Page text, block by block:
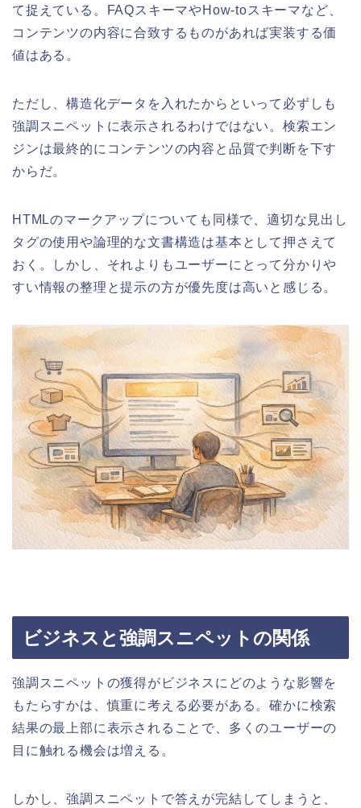
て捉えている。FAQスキーマやHow-toスキーマなど、
コンテンツの内容に合致するものがあれば実装する価
値はある。
ただし、構造化データを入れたからといって必ずしも
強調スニペットに表示されるわけではない。検索エン
ジンは最終的にコンテンツの内容と品質で判断を下す
からだ。
HTMLのマークアップについても同様で、適切な見出し
タグの使用や論理的な文書構造は基本として押さえて
おく。しかし、それよりもユーザーにとって分かりや
すい情報の整理と提示の方が優先度は高いと感じる。
ビジネスと強調スニペットの関係
強調スニペットの獲得がビジネスにどのような影響を
もたらすかは、慎重に考える必要がある。確かに検索
結果の最上部に表示されることで、多くのユーザーの
目に触れる機会は増える。
しかし、強調スニペットで答えが完結してしまうと、